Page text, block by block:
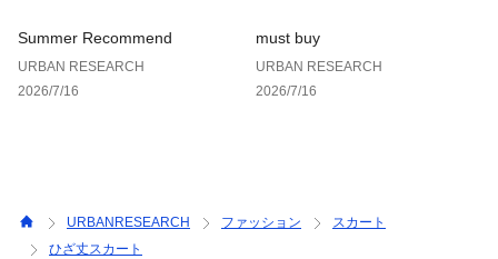
ポケット : あり
Summer Recommend
URBAN RESEARCH
2026/7/16
must buy
URBAN RESEARCH
2026/7/16
URBANRESEARCH ファッション
スカート
ひざ丈スカート